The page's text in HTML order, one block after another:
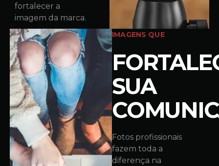
fortalecer a
imagem da marca.
IMAGENS QUE
SUA
Fotos profissionais
fazem toda a
diferença na